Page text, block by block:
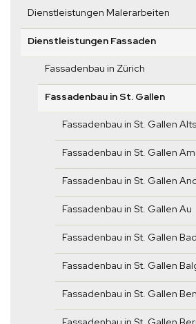
Dienstleistungen Malerarbeiten
Dienstleistungen Fassaden
Fassadenbau in Zürich
Fassadenbau in St. Gallen
Fassadenbau in St. Gallen
Fassadenbau in St. Gallen
Fassadenbau in St. Gallen
Fassadenbau in St. Gallen Au
Fassadenbau in St. Gallen
Fassadenbau in St. Gallen
Fassadenbau in St. Gallen